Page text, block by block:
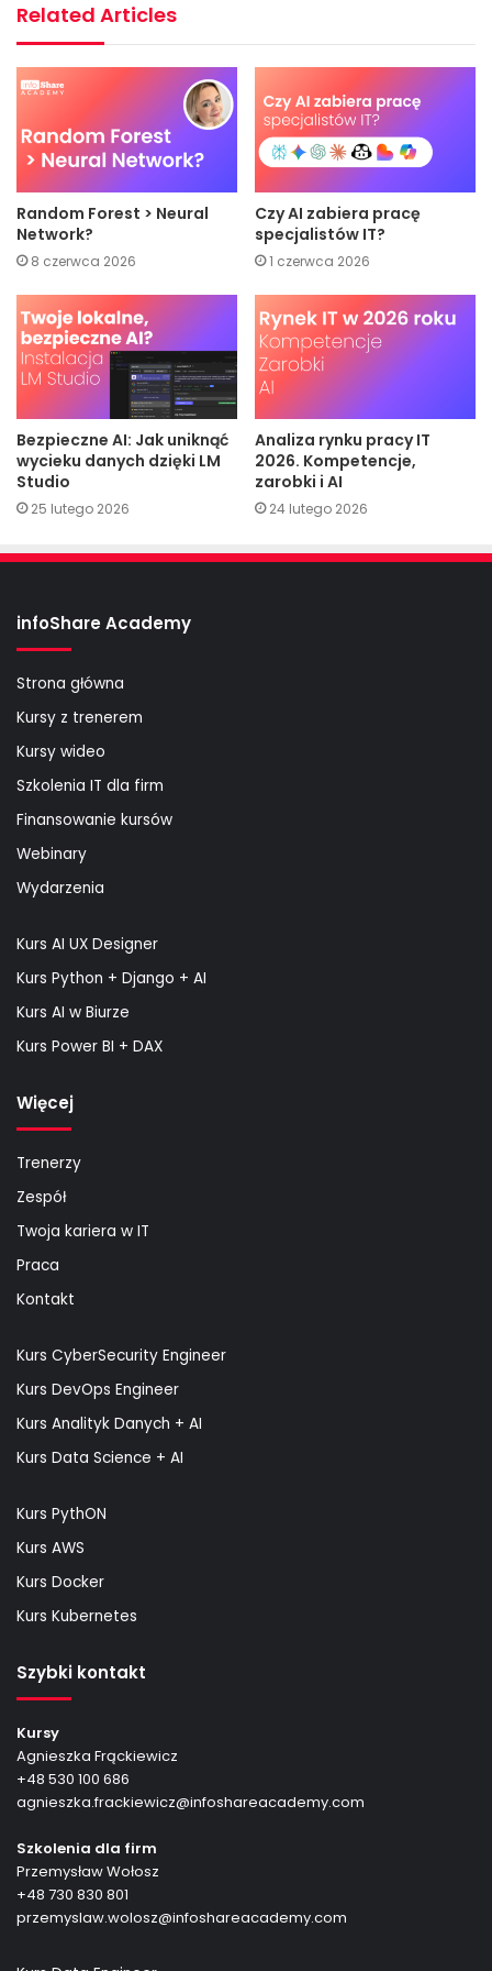
Related Articles
Random Forest > Neural
Network?
8 czerwca 2026
Czy AI zabiera pracę
specjalistów IT?
1 czerwca 2026
Bezpieczne AI: Jak uniknąć
wycieku danych dzięki LM
Studio
25 lutego 2026
Analiza rynku pracy IT
2026. Kompetencje,
zarobki i AI
24 lutego 2026
infoShare Academy
Strona główna
Kursy z trenerem
Kursy wideo
Szkolenia IT dla firm
Finansowanie kursów
Webinary
Wydarzenia
Kurs AI UX Designer
Kurs Python + Django + AI
Kurs AI w Biurze
Kurs Power BI + DAX
Więcej
Trenerzy
Zespół
Twoja kariera w IT
Praca
Kontakt
Kurs CyberSecurity Engineer
Kurs DevOps Engineer
Kurs Analityk Danych + AI
Kurs Data Science + AI
Kurs PythON
Kurs AWS
Kurs Docker
Kurs Kubernetes
Szybki kontakt
Kursy
Agnieszka Frąckiewicz
+48 530 100 686
agnieszka.frackiewicz@infoshareacademy.com
Szkolenia dla firm
Przemysław Wołosz
+48 730 830 801
przemyslaw.wolosz@infoshareacademy.com